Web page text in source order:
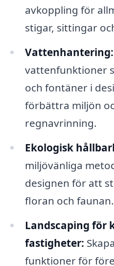
avkoppling för
stigar, sittingar
Vattenhantering:
vattenfunktioner
och fontäner i
förbättra miljön
regnavrinning.
Ekologisk
miljövänliga
designen för att
floran och faunan.
Landscaping för
fastigheter:
funktioner för